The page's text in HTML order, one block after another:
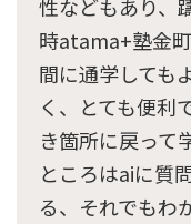
性などもあり、
時atama+塾金
間に通学しても
く、とても便利
き箇所に戻って
ところはaiに質
る、それでもわ